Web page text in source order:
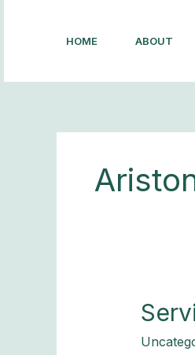
HOME ABOUT
Service
Center
Ariston